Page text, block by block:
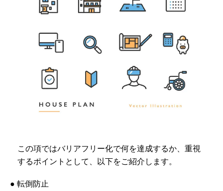
この項ではバリアフリー化で何を達成するか、重視
するポイントとして、以下をご紹介します。
● 転倒防止